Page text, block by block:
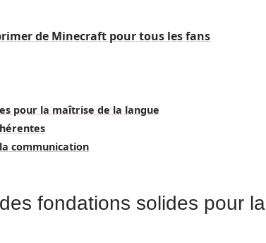
de Minecraft pour tous les fans
pour la maîtrise de la langue
communication
fondations solides pour la